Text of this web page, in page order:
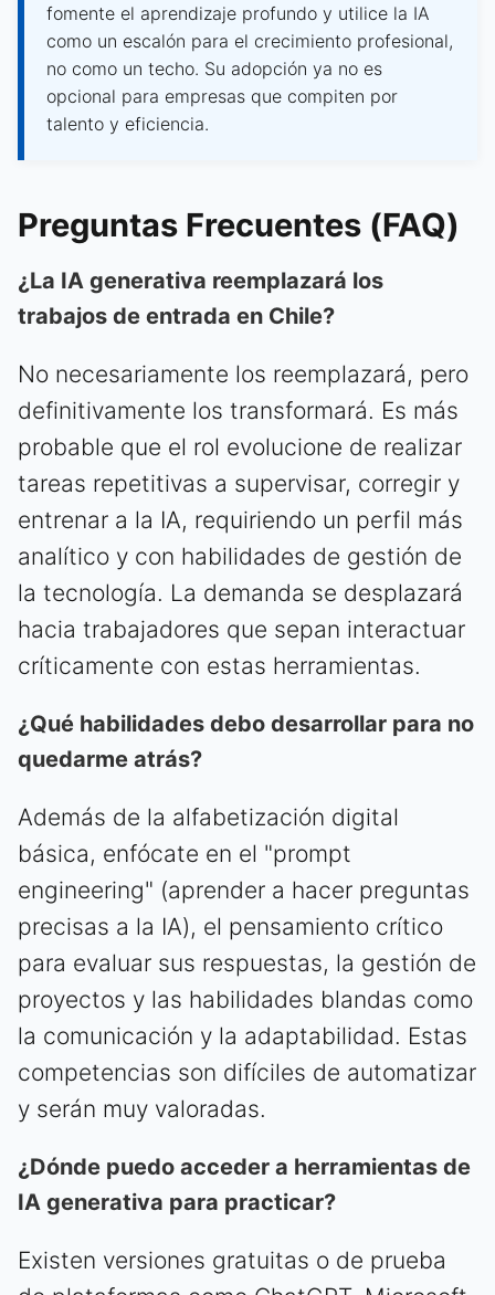
fomente el aprendizaje profundo y utilice la IA
como un escalón para el crecimiento profesional,
no como un techo. Su adopción ya no es
opcional para empresas que compiten por
talento y eficiencia.
Preguntas Frecuentes (FAQ)
¿La IA generativa reemplazará los
trabajos de entrada en Chile?
No necesariamente los reemplazará, pero
definitivamente los transformará. Es más
probable que el rol evolucione de realizar
tareas repetitivas a supervisar, corregir y
entrenar a la IA, requiriendo un perfil más
analítico y con habilidades de gestión de
la tecnología. La demanda se desplazará
hacia trabajadores que sepan interactuar
críticamente con estas herramientas.
¿Qué habilidades debo desarrollar para no
quedarme atrás?
Además de la alfabetización digital
básica, enfócate en el "prompt
engineering" (aprender a hacer preguntas
precisas a la IA), el pensamiento crítico
para evaluar sus respuestas, la gestión de
proyectos y las habilidades blandas como
la comunicación y la adaptabilidad. Estas
competencias son difíciles de automatizar
y serán muy valoradas.
¿Dónde puedo acceder a herramientas de
IA generativa para practicar?
Existen versiones gratuitas o de prueba